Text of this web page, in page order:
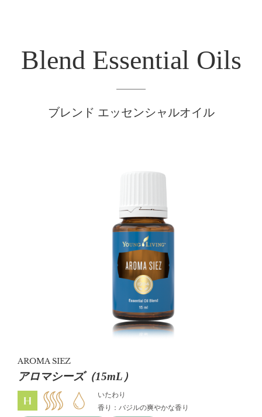
Blend Essential Oils
ブレンド エッセンシャルオイル
AROMA SIEZ
アロマシーズ（15mL）
いたわり
香り：バジルの爽やかな香り